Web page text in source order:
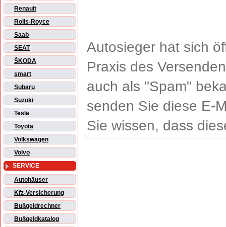
Renault
Rolls-Royce
Saab
SEAT
ŠKODA
smart
Subaru
Suzuki
Tesla
Toyota
Volkswagen
Volvo
SERVICE
Autohäuser
Kfz-Versicherung
Bußgeldrechner
Bußgeldkatalog
Autosieger hat sich
Praxis des
auch als "Spam"
senden Sie diese E-
Sie wissen, dass